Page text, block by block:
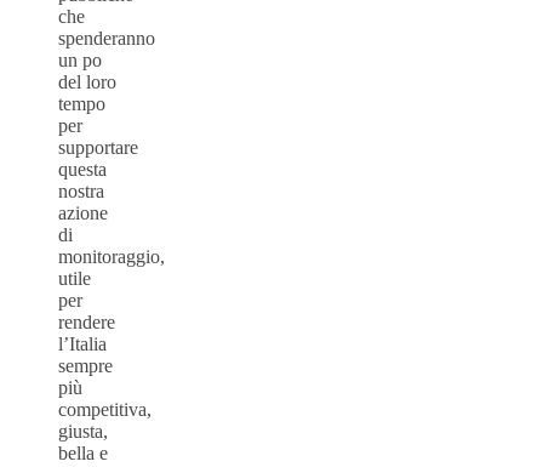
che
spenderanno
un po
del loro
tempo
per
supportare
questa
nostra
azione
di
monitoraggio,
utile
per
rendere
l’Italia
sempre
più
competitiva,
giusta,
bella e